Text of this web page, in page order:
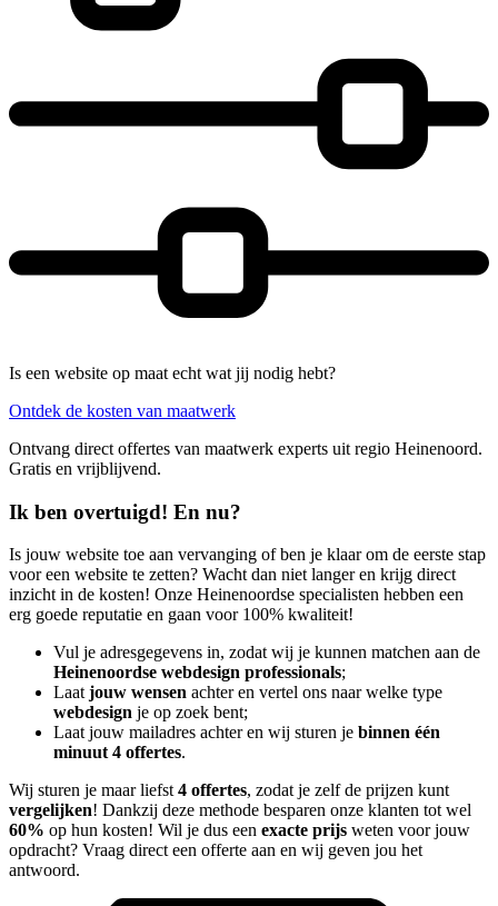
Is een website op maat echt wat jij nodig hebt?
Ontdek de kosten van maatwerk
Ontvang direct offertes van maatwerk experts uit regio Heinenoord.
Gratis en vrijblijvend.
Ik ben overtuigd! En nu?
Is jouw website toe aan vervanging of ben je klaar om de eerste stap
voor een website te zetten? Wacht dan niet langer en krijg direct
inzicht in de kosten! Onze Heinenoordse specialisten hebben een
erg goede reputatie en gaan voor 100% kwaliteit!
Vul je adresgegevens in, zodat wij je kunnen matchen aan de
Heinenoordse webdesign professionals;
Laat jouw wensen achter en vertel ons naar welke type
webdesign je op zoek bent;
Laat jouw mailadres achter en wij sturen je binnen één
minuut 4 offertes.
Wij sturen je maar liefst 4 offertes, zodat je zelf de prijzen kunt
vergelijken! Dankzij deze methode besparen onze klanten tot wel
60% op hun kosten! Wil je dus een exacte prijs weten voor jouw
opdracht? Vraag direct een offerte aan en wij geven jou het
antwoord.